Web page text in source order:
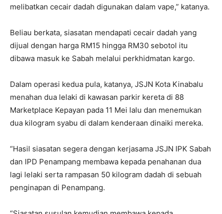
melibatkan cecair dadah digunakan dalam vape,” katanya.
Beliau berkata, siasatan mendapati cecair dadah yang
dijual dengan harga RM15 hingga RM30 sebotol itu
dibawa masuk ke Sabah melalui perkhidmatan kargo.
Dalam operasi kedua pula, katanya, JSJN Kota Kinabalu
menahan dua lelaki di kawasan parkir kereta di 88
Marketplace Kepayan pada 11 Mei lalu dan menemukan
dua kilogram syabu di dalam kenderaan dinaiki mereka.
“Hasil siasatan segera dengan kerjasama JSJN IPK Sabah
dan IPD Penampang membawa kepada penahanan dua
lagi lelaki serta rampasan 50 kilogram dadah di sebuah
penginapan di Penampang.